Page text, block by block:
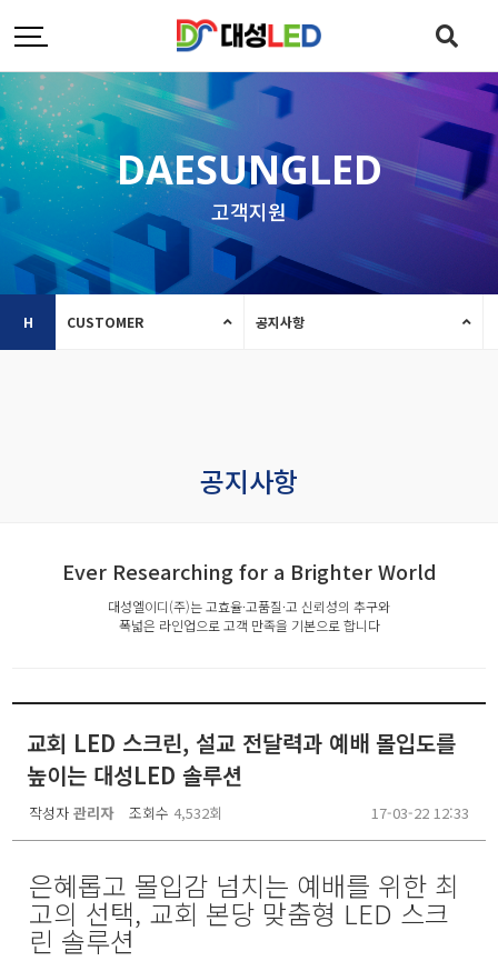
DAESUNGLED
고객지원
H CUSTOMER 공지사항
공지사항
Ever Researching for a Brighter World
대성엘이디(주)는 고효율·고품질·고 신뢰성의 추구와
폭넓은 라인업으로 고객 만족을 기본으로 합니다
교회 LED 스크린, 설교 전달력과 예배 몰입도를
높이는 대성LED 솔루션
작성자 관리자 조회수 4,532회 17-03-22 12:33
은혜롭고 몰입감 넘치는 예배를 위한 최
고의 선택, 교회 본당 맞춤형 LED 스크
린 솔루션